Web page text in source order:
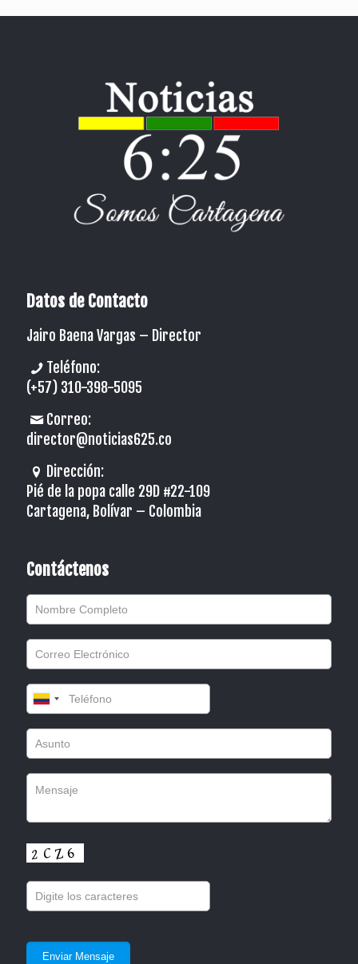
Datos de Contacto
Jairo Baena Vargas – Director
Teléfono:
(+57) 310-398-5095
Correo:
director@noticias625.co
Dirección:
Pié de la popa calle 29D #22-109
Cartagena, Bolívar – Colombia
Contáctenos